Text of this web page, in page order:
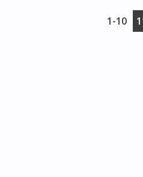
1-10